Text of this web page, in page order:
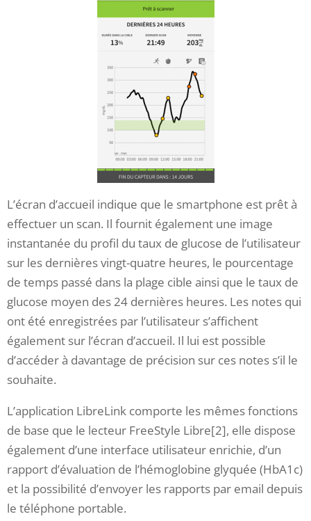
L’écran d’accueil indique que le smartphone est prêt à
effectuer un scan. Il fournit également une image
instantanée du profil du taux de glucose de l’utilisateur
sur les dernières vingt-quatre heures, le pourcentage
de temps passé dans la plage cible ainsi que le taux de
glucose moyen des 24 dernières heures. Les notes qui
ont été enregistrées par l’utilisateur s’affichent
également sur l’écran d’accueil. Il lui est possible
d’accéder à davantage de précision sur ces notes s’il le
souhaite.
L’application LibreLink comporte les mêmes fonctions
de base que le lecteur FreeStyle Libre[2], elle dispose
également d’une interface utilisateur enrichie, d’un
rapport d’évaluation de l’hémoglobine glyquée (HbA1c)
et la possibilité d’envoyer les rapports par email depuis
le téléphone portable.